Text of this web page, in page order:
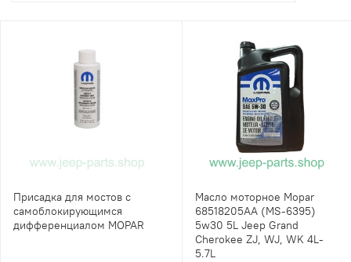
Присадка для мостов c
самоблокирующимся
дифференциалом MOPAR
Масло моторное Mopar
68518205AA (MS-6395)
5w30 5L Jeep Grand
Cherokee ZJ, WJ, WK 4L-
5.7L